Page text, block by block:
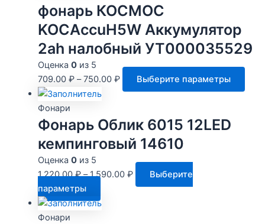
фонарь КОСМОС
KOCAccuH5W Аккумулятор
2ah налобный УТ000035529
Оценка 0из 5
709.00 ₽–750.00 ₽ Выберите параметры
Фонари
Фонарь Облик 6015 12LED
кемпинговый 14610
Оценка 0из 5
1,220.00₽–1,590.00 ₽
Выберите
параметры
товар
Фонари